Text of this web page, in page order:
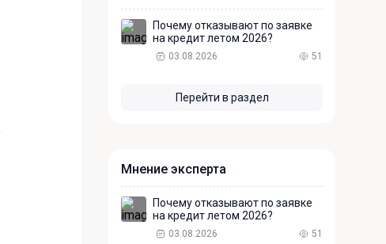
Почему отказывают по заявке
на кредит летом 2026?
03.08.2026 51
Перейти в раздел
Мнение эксперта
Почему отказывают по заявке
на кредит летом 2026?
03.08.2026 51